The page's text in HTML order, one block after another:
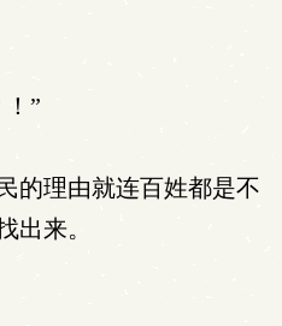
”
的理由就连百姓都是不
出来。